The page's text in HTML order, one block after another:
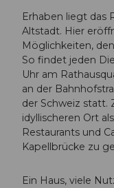
Erhaben liegt das
Altstadt. Hier
Möglichkeiten,
So findet jeden
Uhr am
an der
der Schweiz statt.
idyllischeren Ort
Restaurants und
Kapellbrücke zu
Ein Haus, viele